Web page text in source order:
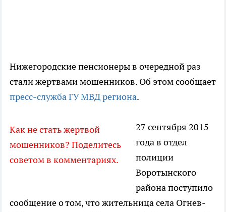
Нижегородские пенсионеры в очередной раз
стали жертвами мошенников. Об этом сообщает
пресс-служба ГУ МВД региона.
Как не стать жертвой
мошенников? Поделитесь
советом в комментариях.
27 сентября 2015
года в отдел
полиции
Воротынского
района поступило
сообщение о том, что жительница села Огнев-